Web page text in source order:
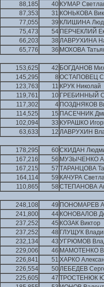
88,185 40 КУМАР
87,353 31 КОНЬКОВА
77,055 39 КЛИШИНА
75,473 54 ПЕРЧЕКЛИЙ
66,203 38 ЛАВРУХИНА
65,776 36 МОХОВА
153,625 42 БОГДАНОВ
145,295 8 ОСТАПОВЕЦ
123,763 11 КРУК Николай
119,761 10 ГРЕБИННЫЙ
117,302 4 ПОЗДНЯКОВ
114,525 15 ПАСЕЧНИК
102,094 33 КУРАШКО
63,633 12 ЛАВРУХИН
178,295 60СКИДАН
167,216 56 МУЗЫЧЕНКО
167,215 57 ТАРАНЦОВА
164,114 59 КАЧУРА
110,865 58 СТЕПАНОВА
248,108 49 ПОНОМАРЕВ
241,800 44 КОНОВАЛОВ
237,252 45 КОЗАК Виктор
237,252 48 ГЛУЩУК
232,134 43 УГРЮМОВ
229,006 46 МАМОТЕНКО
226,841 51 ХАРКО
226,554 50ЛЕБЕДЕВ
225,605 47 ТРОСТЕНЮК